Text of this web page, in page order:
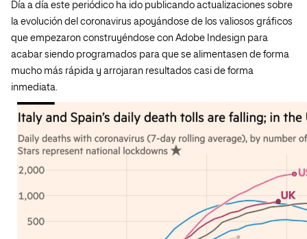
Día a día este periódico ha ido publicando actualizaciones sobre
la evolución del coronavirus apoyándose de los valiosos gráficos
que empezaron construyéndose con Adobe Indesign para
acabar siendo programados para que se alimentasen de forma
mucho más rápida y arrojaran resultados casi de forma
inmediata.